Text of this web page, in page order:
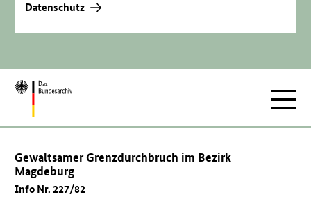
Datenschutz
Zur
Gewaltsamer Grenzdurchbruch im Bezirk
Magdeburg
Info Nr. 227/82